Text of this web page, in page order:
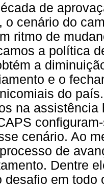
de
o cenário do
ritmo de
a política
a
e o
do
na
cenário. Ao
de
Dentre
desafio em todo